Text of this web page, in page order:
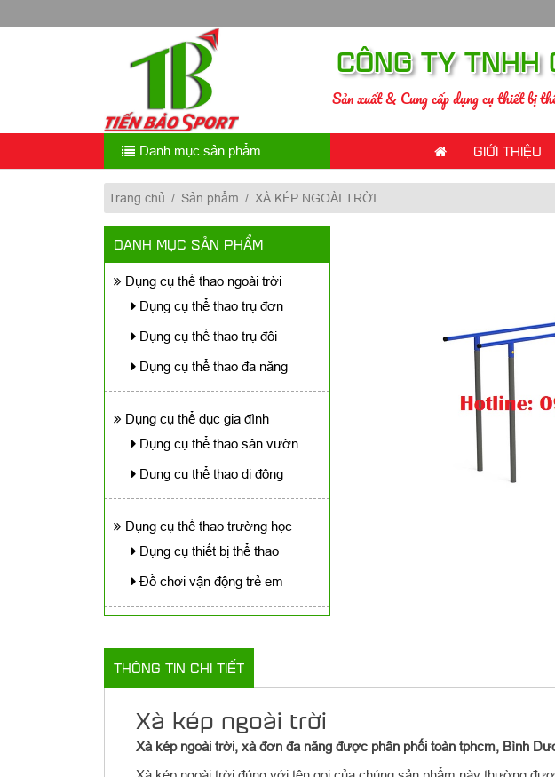
to
CÔNG TY TNHH
Sản xuất & Cung cấp dụng cụ thiết bị
Danh mục sản phẩm GIỚI THIỆU
Trang chủ / Sản phẩm / XÀ KÉP NGOÀI TRỜI
DANH MỤC SẢN PHẨM
Dụng cụ thể thao ngoài trời
Dụng cụ thể thao trụ đơn
Dụng cụ thể thao trụ đôi
Dụng cụ thể thao đa năng
Dụng cụ thể dục gia đình
Dụng cụ thể thao sân vườn
Dụng cụ thể thao di động
Dụng cụ thể thao trường học
Dụng cụ thiết bị thể thao
Đồ chơi vận động trẻ em
THÔNG TIN CHI TIẾT
Xà kép ngoài trời
Xà kép ngoài trời, xà đơn đa năng được phân phối toàn tphcm, Bình